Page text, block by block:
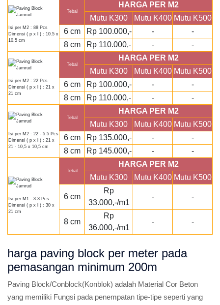
Isi per M2 : 88 Pcs
Dimensi ( p x l ) : 10.5 x
10.5 cm
Tebal
HARGA PER M2
Mutu K300
Mutu K400 Mutu K500
6 cm
Rp 100.000,- -
-
8 cm
Rp 110.000,- - -
Isi per M2 : 22 Pcs
Dimensi ( p x l ) : 21 x
21 cm
Tebal
HARGA PER M2
Mutu K300
Mutu K400 Mutu K500
6 cm
Rp 100.000,- -
-
8 cm
Rp 110.000,- - -
Isi per M2 : 22 - 5.5 Pcs
Dimensi ( p x l ) : 21 x
21 - 10,5 x 10,5 cm
Tebal
HARGA PER M2
Mutu K300
Mutu K400 Mutu K500
6 cm
Rp 135.000,- -
-
8 cm
Rp 145.000,- - -
Isi per M1 : 3.3 Pcs
Dimensi ( p x l ) : 30 x
21 cm
Tebal
HARGA PER M2
Mutu K300
Mutu K400 Mutu K500
6 cm
Rp
33.000,-/m1
- -
8 cm
Rp
36.000,-/m1
- -
harga paving block per meter pada
pemasangan minimum 200m
Paving Block/Conblock(Konblok) adalah Material Cor Beton
yang memiliki Fungsi pada penempatan tipe-tipe seperti yang